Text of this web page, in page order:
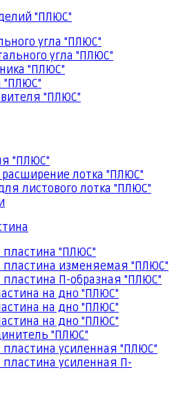
"ПЛЮС"
угла "ПЛЮС"
угла "ПЛЮС"
"ПЛЮС"
"ПЛЮС"
"ПЛЮС"
"ПЛЮС"
расширение лотка "ПЛЮС"
листового лотка "ПЛЮС"
"ПЛЮС"
изменяемая "ПЛЮС"
П-образная "ПЛЮС"
на дно "ПЛЮС"
на дно "ПЛЮС"
на дно "ПЛЮС"
"ПЛЮС"
усиленная "ПЛЮС"
усиленная П-